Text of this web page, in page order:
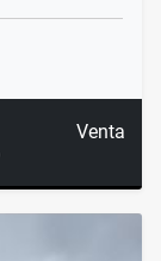
Venta